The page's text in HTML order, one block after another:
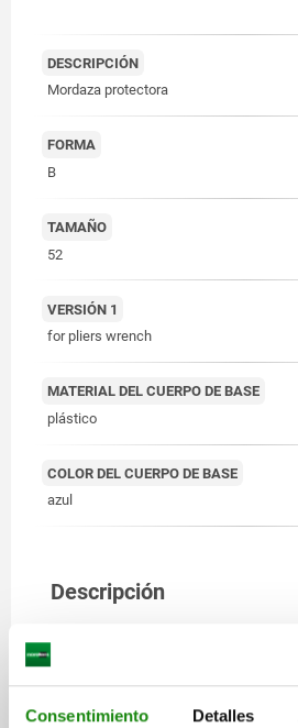
Consentimiento Detalles
DESCRIPCIÓN
Mordaza protectora
FORMA
B
TAMAÑO
52
VERSIÓN 1
for pliers wrench
MATERIAL DEL CUERPO DE BASE
plástico
COLOR DEL CUERPO DE BASE
azul
Descripción